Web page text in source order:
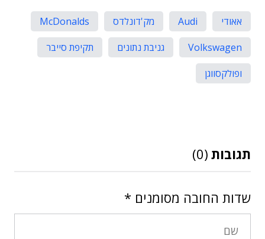
אאודי Audi מק'דונלדס
McDonalds
Volkswagen
גניבת נתונים
תקיפת סייבר
ופולקסווגן
תגובות (0)
שדות החובה מסומנים *